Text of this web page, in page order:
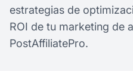
estrategias de
ROI de tu marketing de
PostAffiliatePro.